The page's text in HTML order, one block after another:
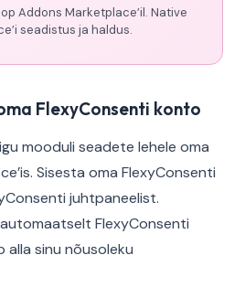
Addons Marketplace’il. Native
seadistus ja haldus.
FlexyConsenti konto
mooduli seadete lehele oma
Sisesta oma FlexyConsenti
juhtpaneelist.
FlexyConsenti
sinu nõusoleku